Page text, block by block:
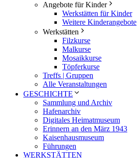
Angebote für Kinder
Werkstätten für Kinder
Weitere Kinderangebote
Werkstätten
Filzkurse
Malkurse
Mosaikkurse
Töpferkurse
Treffs | Gruppen
Alle Veranstaltungen
GESCHICHTE
Sammlung und Archiv
Hafenarchiv
Digitales Heimatmuseum
Erinnern an den März 1943
Kaisenhausmuseum
Führungen
WERKSTÄTTEN